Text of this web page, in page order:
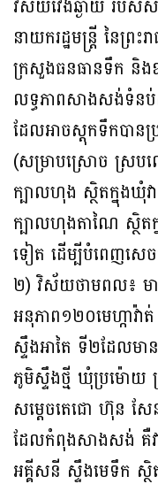
វិស័យវែងឆ្ងាយ របស់
នាយករដ្ឋមន្ត្រី នៃព្រ
ក្រសួងធនធានទឹក និងឧ
លទ្ធភាព​សាង​សង់ទំន
ដែលអាចស្តុកទឹកបា
(សម្រាបស្រោច ស្រប
ក្បាលហុង ស្ថិតក្នុង​
ក្បាលហុងតាណៃ ស្ថិត
ទៀត ដើម្បីបំពេញសេច
២) វិស័យថាមពល៖ មា
អនុភាព១២០មេហ្កាវ៉ា
ស្ទឹងអាតៃ ទី២ដែលមា
ភូមិស្ទឹងថ្មី ឃុំប្រម៉ោយ
សម្តេចតេជោ ហ៊ុន សែ
ដែល​កំពុង​សាងសង់ គឺវ
អគ្គីសនី ស្ទឹងមេទឹក ស្